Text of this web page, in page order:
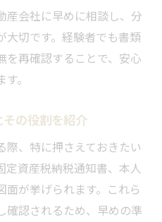
産会社に早めに相談し、分
大切です。経験者でも書類
を再確認することで、安心
。
の役割を紹介
際、特に押さえておきたい
定資産税納税通知書、本人
が挙げられます。これら
確認されるため、早めの準